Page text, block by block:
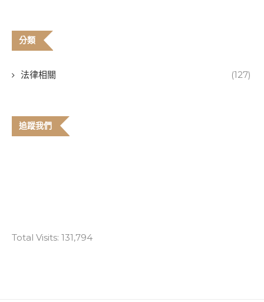
分類
法律相關 (127)
追蹤我們
Total Visits: 131,794